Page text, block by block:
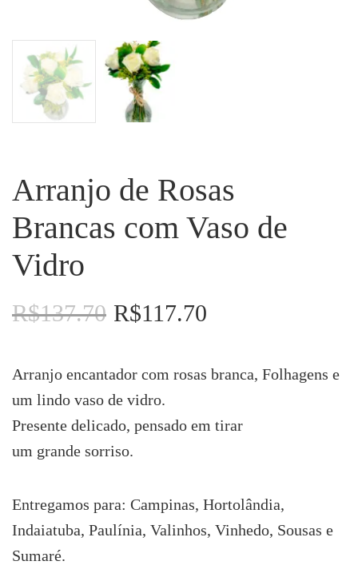
Arranjo de Rosas
Brancas com Vaso de
Vidro
R$137.70 O
era:
R$137.70.
R$117.70
é:
Arranjo encantador com rosas branca, Folhagens e
um lindo vaso de vidro.
Presente delicado, pensado em tirar
um grande sorriso.
Entregamos para: Campinas, Hortolândia,
Indaiatuba, Paulínia, Valinhos, Vinhedo, Sousas e
Sumaré.